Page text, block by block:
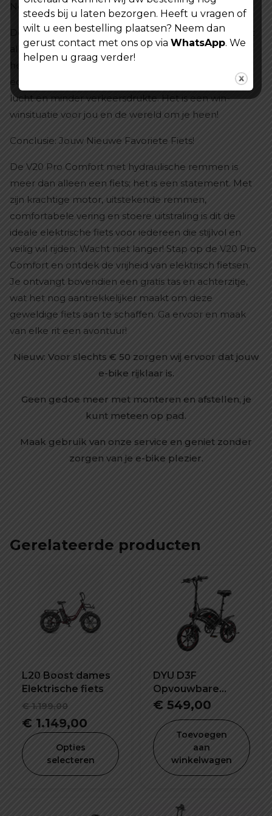
Neem de Stap naar Duurzaam Vervoer
Door te kiezen voor de V20 Pro Comfort maak je niet
alleen een slimme keuze voor jezelf, maar ook voor
het milieu. Elektrisch fietsen vermindert jouw
ecologische voetafdruk en draagt bij aan schonere
lucht en minder verkeersdrukte. Het is een win-
winsituatie voor jou en de wereld om je heen!
Conclusie: Jouw Nieuwe Favoriete Fiets!
De V20 Pro Comfort met hydraulische remmen is
meer dan alleen een fiets; het is een statement. Met
zijn krachtige motor, uitstekende remmen,
comfortabele vering en stoere uitstraling is dit de
ideale elektrische fiets voor iedereen die stijlvol en
veilig wil rijden. Wacht niet langer! Stap op de V20 Pro
Comfort en ontdek de vrijheid van elektrisch fietsen.
Je ontvangt bovendien een gratis tas en achterzitje,
wat het nog aantrekkelijker maakt om deze
geweldige fiets aan te schaffen. Ga ervoor en maak
van elke rit een avontuur!
Nieuw: Voor slechts € 50 zorgen wij ervoor dat jouw
e-bike rijklaar is.
Geen gedoe meer met monteren en afstellen, je
kunt meteen op pad.
Maak gebruik van onze service en geniet zonder
zorgen van je e-bike plezier.
Gerelateerde producten
L20 Boost dames
Elektrische fiets
€1.199,00
Oorspronkelijke
prijs
was:
€ 1.199,00.
€ 1.149,00
prijs
is:
€ 1.149,00.
Opties
selecteren
DYU D3F
Opvouwbare
elektrische fiets
€ 549,00
Toevoegen
aan
winkelwagen
steeds bij u laten bezorgen. Heeft u vragen of
wilt u een bestelling plaatsen? Neem dan
gerust contact met ons op via WhatsApp. We
helpen u graag verder!